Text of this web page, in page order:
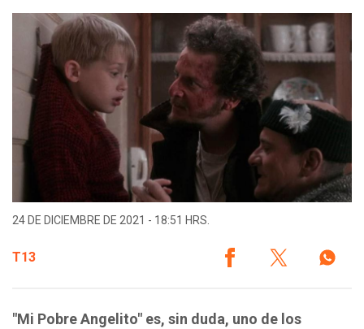
24 DE DICIEMBRE DE 2021 - 18:51 HRS.
T13
"Mi Pobre Angelito" es, sin duda, uno de los